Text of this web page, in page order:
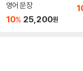
영어 문장
10% 25,200원